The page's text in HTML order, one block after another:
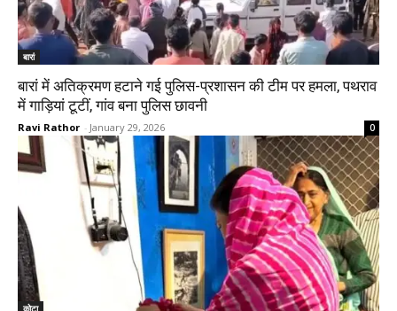
बारां
बारां में अतिक्रमण हटाने गई पुलिस-प्रशासन की टीम पर हमला, पथराव
में गाड़ियां टूटीं, गांव बना पुलिस छावनी
Ravi Rathor - January 29, 2026 0